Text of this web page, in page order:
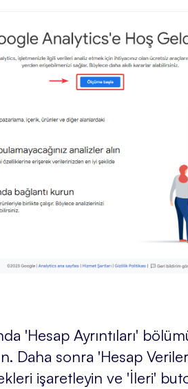
'Hesap Ayrıntıları'
Daha sonra 'Hesap
işaretleyin ve 'İleri'